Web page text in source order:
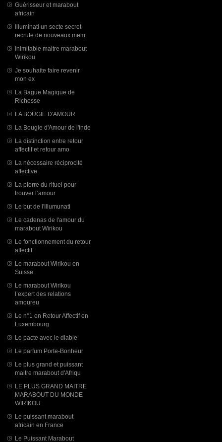
Guérisseur et marabout
africain
Illuminati un secte secret
recrute de nouveaux mem
Inimitable maitre marabout
Wirikou
Je souhaite faire revenir
mon ex
La Bague Magique de
Richesse
LA BOUGIE D'AMOUR
La Bougie d'Amour de l'inde
La distinction entre retour
affectif et retour amo
La nécessaire réciprocité
affective
La pierre du rituel pour
trouver l’amour
Le but de l'Illumunati
Le cadenas de l'amour du
marabout Wirikou
Le fonctionnement du retour
affectif
Le marabout Wirikou en
Suisse
Le marabout Wirikou
l’expert des relations
amoureu
Le n°1 en Retour Affectif en
Luxembourg
Le pacte avec le diable
Le parfum Porte-Bonheur
Le plus grand et puissant
maitre marabout d'Afriqu
LE PLUS GRAND MAITRE
MARABOUT DU MONDE
WIRIKOU
Le puissant marabout
africain en France
Le Puissant Marabout